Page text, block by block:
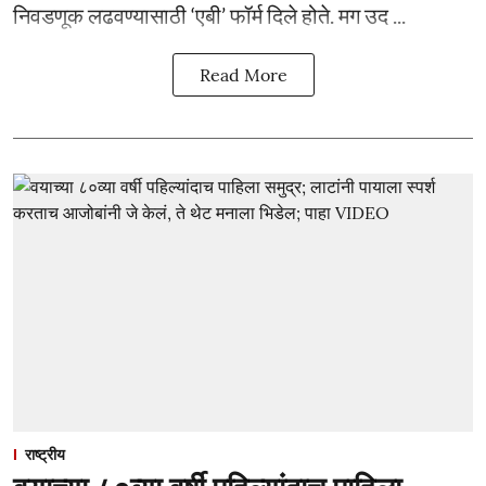
निवडणूक लढवण्यासाठी ‘एबी’ फॉर्म दिले होते. मग उद ...
Read More
राष्ट्रीय